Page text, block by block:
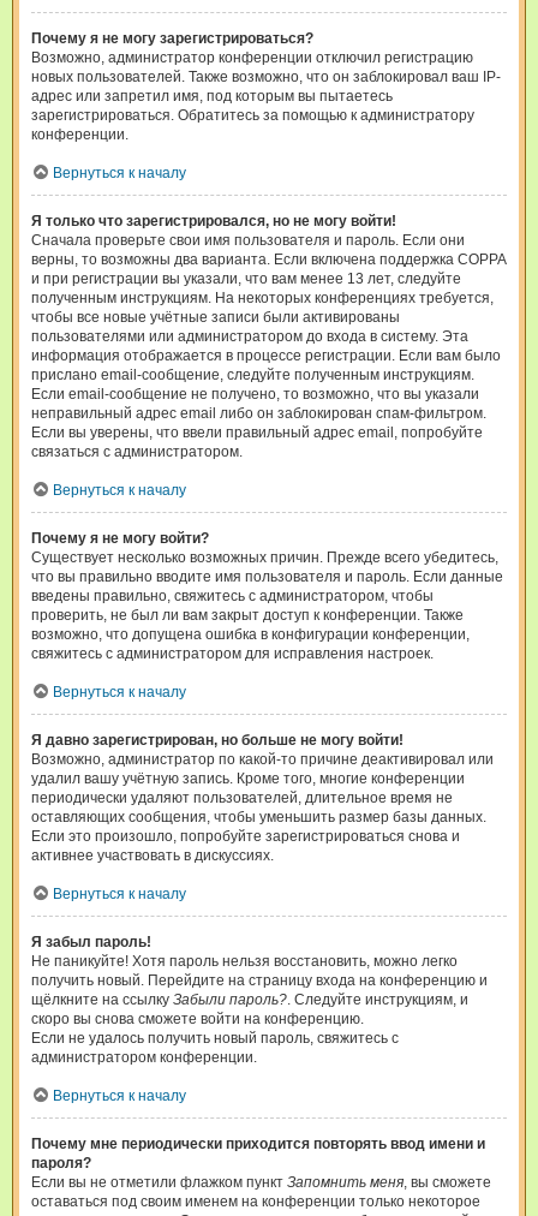
Почему я не могу зарегистрироваться?
Возможно, администратор конференции отключил регистрацию
новых пользователей. Также возможно, что он заблокировал ваш IP-
адрес или запретил имя, под которым вы пытаетесь
зарегистрироваться. Обратитесь за помощью к администратору
конференции.
Вернуться к началу
Я только что зарегистрировался, но не могу войти!
Сначала проверьте свои имя пользователя и пароль. Если они
верны, то возможны два варианта. Если включена поддержка COPPA
и при регистрации вы указали, что вам менее 13 лет, следуйте
полученным инструкциям. На некоторых конференциях требуется,
чтобы все новые учётные записи были активированы
пользователями или администратором до входа в систему. Эта
информация отображается в процессе регистрации. Если вам было
прислано email-сообщение, следуйте полученным инструкциям.
Если email-сообщение не получено, то возможно, что вы указали
неправильный адрес email либо он заблокирован спам-фильтром.
Если вы уверены, что ввели правильный адрес email, попробуйте
связаться с администратором.
Вернуться к началу
Почему я не могу войти?
Существует несколько возможных причин. Прежде всего убедитесь,
что вы правильно вводите имя пользователя и пароль. Если данные
введены правильно, свяжитесь с администратором, чтобы
проверить, не был ли вам закрыт доступ к конференции. Также
возможно, что допущена ошибка в конфигурации конференции,
свяжитесь с администратором для исправления настроек.
Вернуться к началу
Я давно зарегистрирован, но больше не могу войти!
Возможно, администратор по какой-то причине деактивировал или
удалил вашу учётную запись. Кроме того, многие конференции
периодически удаляют пользователей, длительное время не
оставляющих сообщения, чтобы уменьшить размер базы данных.
Если это произошло, попробуйте зарегистрироваться снова и
активнее участвовать в дискуссиях.
Вернуться к началу
Я забыл пароль!
Не паникуйте! Хотя пароль нельзя восстановить, можно легко
получить новый. Перейдите на страницу входа на конференцию и
щёлкните на ссылку Забыли пароль?. Следуйте инструкциям, и
скоро вы снова сможете войти на конференцию.
Если не удалось получить новый пароль, свяжитесь с
администратором конференции.
Вернуться к началу
Почему мне периодически приходится повторять ввод имени и
пароля?
Если вы не отметили флажком пункт Запомнить меня, вы сможете
оставаться под своим именем на конференции только некоторое